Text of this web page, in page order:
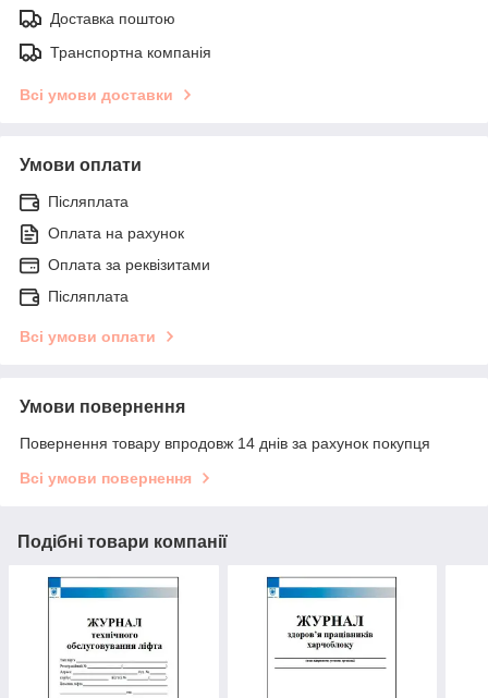
Доставка поштою
Транспортна компанія
Всі умови доставки
Умови оплати
Післяплата
Оплата на рахунок
Оплата за реквізитами
Післяплата
Всі умови оплати
Умови повернення
Повернення товару впродовж 14 днів за рахунок покупця
Всі умови повернення
Подібні товари компанії